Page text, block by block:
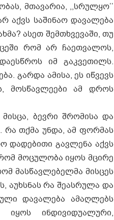
მთავარია, ,,სრულყო’’
აქვს საშინაო დავალება
ასეთ შემთხვევაში, თუ
რომ არ ჩაეთვალოს,
იმ გაკვეთილს.
გარდა ამისა, ეს იწვევს
მოსწავლეები ამ დროს
ბევრი შრომისა და
რა თქმა უნდა, ამ ფორმას
დადებითი გავლენა აქვს
მოცულობა იყოს მცირე
მასწავლებელმა მისცეს
აუხსნას რა შეასრულა და
დავალება ამაღლებს
იყოს ინდივიდუალური,